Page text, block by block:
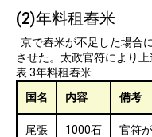
(2)年料租舂米
京で舂米が不足した場合
させた。太政官符により上
表.3年料租舂米
国名
内容 備考
尾張 1000石 官符